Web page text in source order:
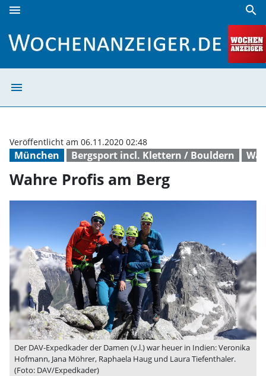
menu search
menu
München Bergsport incl. Klettern / Bouldern
Veröffentlicht am 06.11.2020 02:48
Wahre Profis am Berg
Der DAV-Expedkader der Damen (v.l.) war heuer in Indien: Veronika
Hofmann, Jana Möhrer, Raphaela Haug und Laura Tiefenthaler.
(Foto: DAV/Expedkader)